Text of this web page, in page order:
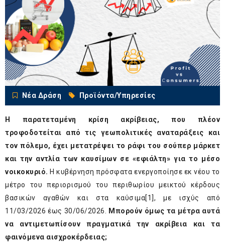
Νέα Δράση Προϊόντα/Υπηρεσίες
Η παρατεταμένη κρίση ακρίβειας, που πλέον
τροφοδοτείται από τις γεωπολιτικές αναταράξεις και
τον πόλεμο, έχει μετατρέψει το ράφι του σούπερ μάρκετ
και την αντλία των καυσίμων σε «εφιάλτη» για το μέσο
νοικοκυριό. Η κυβέρνηση πρόσφατα ενεργοποίησε εκ νέου το
μέτρο του περιορισμού του περιθωρίου μεικτού κέρδους
βασικών αγαθών και στα καύσιμα[1], με ισχύς από
11/03/2026 έως 30/06/2026. Μπορούν όμως τα μέτρα αυτά
να αντιμετωπίσουν πραγματικά την ακρίβεια και τα
φαινόμενα αισχροκέρδειας;